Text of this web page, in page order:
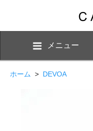
メニュー
ホーム > DEVOA